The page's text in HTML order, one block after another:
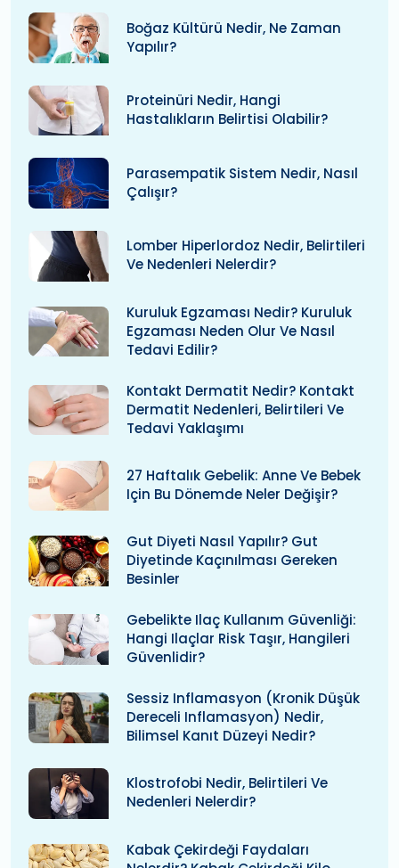
Boğaz Kültürü Nedir, Ne Zaman
Yapılır?
Proteinüri Nedir, Hangi
Hastalıkların Belirtisi Olabilir?
Parasempatik Sistem Nedir, Nasıl
Çalışır?
Lomber Hiperlordoz Nedir, Belirtileri
Ve Nedenleri Nelerdir?
Kuruluk Egzaması Nedir? Kuruluk
Egzaması Neden Olur Ve Nasıl
Tedavi Edilir?
Kontakt Dermatit Nedir? Kontakt
Dermatit Nedenleri, Belirtileri Ve
Tedavi Yaklaşımı
27 Haftalık Gebelik: Anne Ve Bebek
Için Bu Dönemde Neler Değişir?
Gut Diyeti Nasıl Yapılır? Gut
Diyetinde Kaçınılması Gereken
Besinler
Gebelikte Ilaç Kullanım Güvenliği:
Hangi Ilaçlar Risk Taşır, Hangileri
Güvenlidir?
Sessiz Inflamasyon (kronik Düşük
Dereceli Inflamasyon) Nedir,
Bilimsel Kanıt Düzeyi Nedir?
Klostrofobi Nedir, Belirtileri Ve
Nedenleri Nelerdir?
Kabak Çekirdeği Faydaları